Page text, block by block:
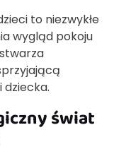
to niezwykłe
wygląd pokoju
świat